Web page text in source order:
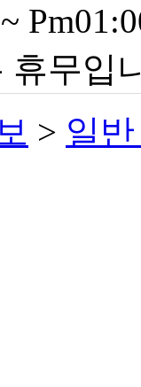
휴무입
> 일